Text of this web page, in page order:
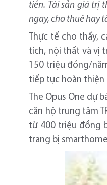
tiền. Tài sản giá trị
ngay, cho thuê hay
Thực tế cho thấy,
tích, nội thất và vị
150 triệu đồng/
tiếp tục hoàn thiện
The Opus One dự
căn hộ trung tâm
từ 400 triệu đồng
trang bị